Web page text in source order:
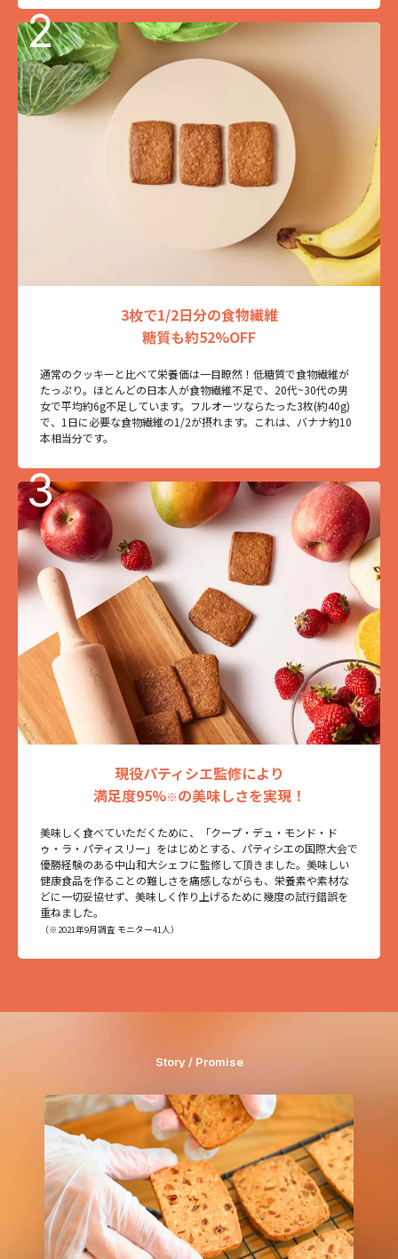
3枚で1/2日分の食物繊維
糖質も約52%OFF
通常のクッキーと比べて栄養価は一目瞭然！低糖質で食物繊維が
たっぷり。ほとんどの日本人が食物繊維不足で、20代~30代の男
女で平均約6g不足しています。フルオーツならたった3枚(約40g)
で、1日に必要な食物繊維の1/2が摂れます。これは、バナナ約10
本相当分です。
現役パティシエ監修により
満足度95%※の美味しさを実現！
美味しく食べていただくために、「クープ・デュ・モンド・ド
ゥ・ラ・パティスリー」をはじめとする、パティシエの国際大会で
優勝経験のある中山和大シェフに監修して頂きました。美味しい
健康食品を作ることの難しさを痛感しながらも、栄養素や素材な
どに一切妥協せず、美味しく作り上げるために幾度の試行錯誤を
重ねました。
（※2021年9月調査 モニター41人）
Story / Promise